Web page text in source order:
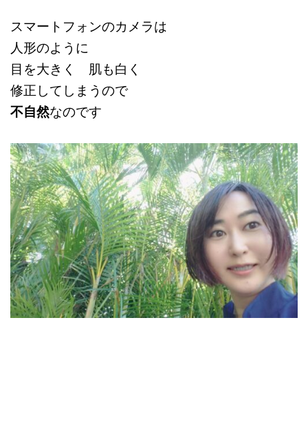
スマートフォンのカメラは
人形のように
目を大きく 肌も白く
修正してしまうので
不自然なのです